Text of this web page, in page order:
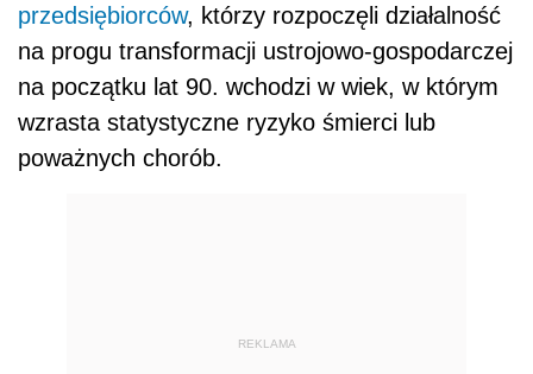
przedsiębiorców, którzy rozpoczęli działalność
na progu transformacji ustrojowo-gospodarczej
na początku lat 90. wchodzi w wiek, w którym
wzrasta statystyczne ryzyko śmierci lub
poważnych chorób.
REKLAMA